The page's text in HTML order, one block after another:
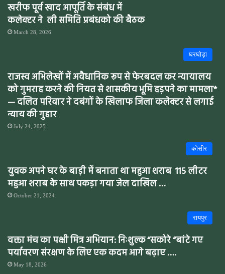
खरीफ पूर्व खाद आपूर्ति के संबंध में
कलेक्टर ने ली समिति प्रबंधको की बैठक
March 28, 2026
घरघोड़ा
राजस्व अभिलेखों में अवैधानिक रूप से फेरबदल कर न्यायालय
को गुमराह करने की नियत से शासकीय भूमि हड़पने का मामला*
— दलित परिवार ने दबंगों के खिलाफ जिला कलेक्टर से लगाई
न्याय की गुहार
July 24, 2025
कोसीर
युवक अपने घर के बाड़ी में बनाता था महुआ शराब 115 लीटर
महुआ शराब के साथ पकड़ा गया जेल दाखिल …
October 21, 2024
रायपुर
वक्ता मंच का पक्षी मित्र अभियान: निःशुल्क “सकोरे “बांटे गए
पर्यावरण संरक्षण के लिए एक कदम आगे बढ़ाए ….
May 18, 2026